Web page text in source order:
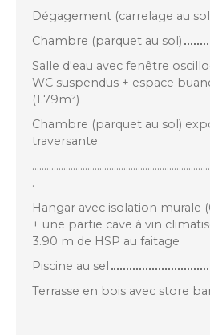
Dégagement (carrelage au
Chambre (parquet au sol)
Salle d'eau avec fenêtre
WC suspendus + espace
(1.79m²)
Chambre (parquet au sol)
traversante
.
Hangar avec isolation murale
+ une partie cave à vin
3.90 m de HSP au faitage
Piscine au sel
Terrasse en bois avec store